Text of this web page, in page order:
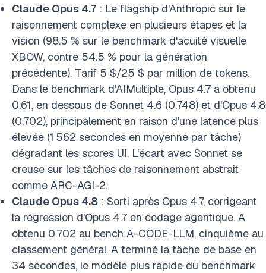
Claude Opus 4.7 : Le flagship d'Anthropic sur le
raisonnement complexe en plusieurs étapes et la
vision (98.5 % sur le benchmark d'acuité visuelle
XBOW, contre 54.5 % pour la génération
précédente). Tarif 5 $/25 $ par million de tokens.
Dans le benchmark d'AIMultiple, Opus 4.7 a obtenu
0.61, en dessous de Sonnet 4.6 (0.748) et d'Opus 4.8
(0.702), principalement en raison d'une latence plus
élevée (1 562 secondes en moyenne par tâche)
dégradant les scores UI. L'écart avec Sonnet se
creuse sur les tâches de raisonnement abstrait
comme ARC-AGI-2.
Claude Opus 4.8 : Sorti après Opus 4.7, corrigeant
la régression d'Opus 4.7 en codage agentique. A
obtenu 0.702 au bench A-CODE-LLM, cinquième au
classement général. A terminé la tâche de base en
34 secondes, le modèle plus rapide du benchmark